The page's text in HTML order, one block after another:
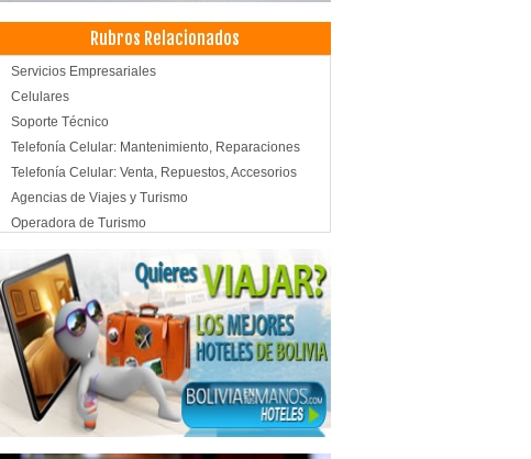
Rubros Relacionados
Servicios Empresariales
Celulares
Soporte Técnico
Telefonía Celular: Mantenimiento, Reparaciones
Telefonía Celular: Venta, Repuestos, Accesorios
Agencias de Viajes y Turismo
Operadora de Turismo
Turismo: Agencias de Viaje
Turismo
Viajes, Agencias de
Alimentos Saludables
Nutrición
Salud Integral
Calzados
Comercializadoras